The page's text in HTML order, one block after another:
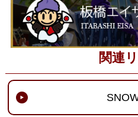
関連